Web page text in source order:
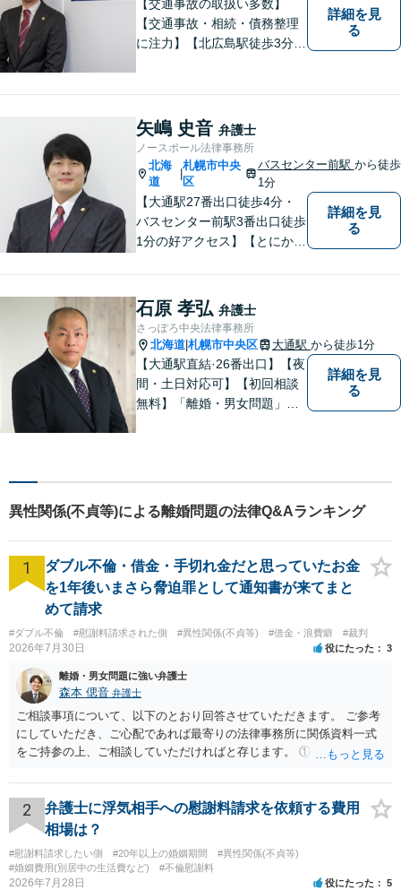
【交通事故の取扱い多数】
【交通事故・相続・債務整理
に注力】【北広島駅徒歩3分】
続、交通事故、労働、企業法
務など、多岐に渡る分野に精
通しています。どうぞお気軽
にご連絡ください。
詳細を見
る
矢嶋 史音 弁護士
ノースポール法律事務所
北海
道
札幌市中央
区
バスセンター前駅 から徒歩
1分
【大通駅27番出口徒歩4分・
バスセンター前駅3番出口徒歩
1分の好アクセス】【とにかく
り】【相談だけでお悩みを解
決することもよくあります】
法律だけにとらわれず、依頼
者にとってベストな解決方法
を一緒に考えていきます。
詳細を見
る
石原 孝弘 弁護士
さっぽろ中央法律事務所
北海道 札幌市中央区 大通駅 から徒歩1分
【大通駅直結·26番出口】【夜
間・土日対応可】【初回相談
無料】「離婚・男女問題」
い、解決までの道筋を示しま
す。
詳細を見
る
異性関係(不貞等)による離婚問題の法律Q&Aランキング
1
ダブル不倫・借金・手切れ金だと思っていたお金
を1年後いまさら脅迫罪として通知書が来てまと
めて請求
#ダブル不倫 #慰謝料請求された側 #異性関係(不貞等) #借金・浪費癖 #裁判
2026年7月30日 役にたった 3
離婚・男女問題に強い弁護士
森本 偲音 弁護士
ご相談事項について、以下のとおり回答させていただきます。 ご参考
にしていただき、ご心配であれば最寄りの法律事務所に関係資料一式
をご持参の上、ご相談していただければと存じます。 ① このLINEの
される可能性はあるのか ⇒LINEを含む１００万円の貸付に至るまでの
やり取り等の経緯、誓約書の内容等を踏まえて、関係を清算するため
の 金銭であったと評価される可能性はあると考えます。 ② 「今後一
切関与しないなら100万円振り込む」というLINEや誓約書は、裁判上
どの程度証拠価値があるのか ⇒前後のやり取りや誓約書の具体的内容
を見ない限り、具体的な判断はできませんが、一定の証拠価値はある
2
弁護士に浮気相手への慰謝料請求を依頼する費用
相場は？
#慰謝料請求したい側 #20年以上の婚姻期間
#異性関係(不貞等)
#婚姻費用(別居中の生活費など)
#不倫慰謝料
2026年7月28日 役にたった 5